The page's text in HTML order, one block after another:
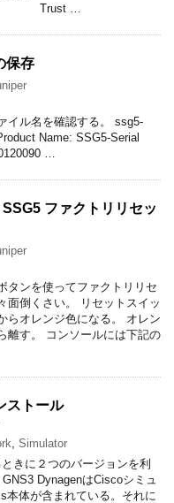
Trust …
保存
イル名を確認する。 ssg5-
Name: SSG5-Serial
…
ファクトリリセッ
タンを使ってファクトリリセ
面倒くさい。 リセットスイッ
らオレンジ色になる。 オレン
離す。 コンソールには下記の
ストール
Simulator
きに２つのバージョンを利
DynagenはCiscoシミュ
本体が含まれている。それに